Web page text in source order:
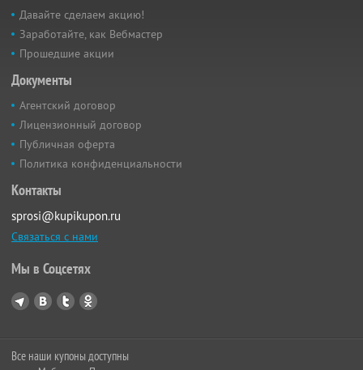
Давайте сделаем акцию!
Заработайте, как Вебмастер
Прошедшие акции
Документы
Агентский договор
Лицензионный договор
Публичная оферта
Политика конфиденциальности
Контакты
sprosi@kupikupon.ru
Связаться с нами
Мы в Соцсетях
Все наши купоны доступны